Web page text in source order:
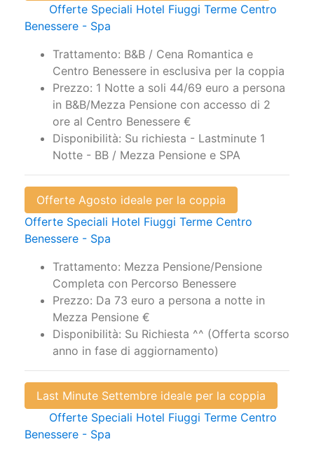
Benessere - Spa
Trattamento: B&B / Cena Romantica e
Centro Benessere in esclusiva per la coppia
Prezzo: 1 Notte a soli 44/69 euro a persona
in B&B/Mezza Pensione con accesso di 2
ore al Centro Benessere €
Disponibilità: Su richiesta - Lastminute 1
Notte - BB / Mezza Pensione e SPA
Offerte Agosto ideale per la coppia
Offerte Speciali Hotel Fiuggi Terme Centro
Benessere - Spa
Trattamento: Mezza Pensione/Pensione
Completa con Percorso Benessere
Prezzo: Da 73 euro a persona a notte in
Mezza Pensione €
Disponibilità: Su Richiesta ^^ (Offerta scorso
anno in fase di aggiornamento)
Last Minute Settembre ideale per la coppia
Offerte Speciali Hotel Fiuggi Terme Centro
Benessere - Spa
Trattamento: Mezza Pensione + Centro